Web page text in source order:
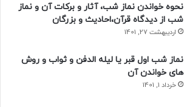
نحوه خواندن نماز شب، آثار و برکات آن و نماز
شب از دیدگاه قرآن،احادیث و بزرگان
اردیبهشت 27, 1401
نماز شب اول قبر یا لیله الدفن و ثواب و روش
های خواندن آن
خرداد 1, 1401